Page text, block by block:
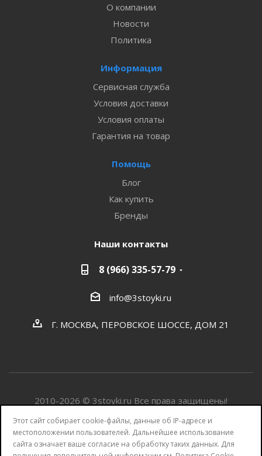
О компании
Новости
Политика
Информация
Сервисная служба
Условия доставки
Условия оплаты
Гарантия на товар
Помощь
Блог
Как купить
Бренды
Наши контакты
8 (966) 335-57-79
info@3stoyki.ru
Г. МОСКВА, ПЕРОВСКОЕ ШОССЕ, ДОМ 21
2010-2026 © 3stoyki.ru Все права защищены!
Разработка сайта от Агентства Андрея Полушина
Этот сайт собирает cookie-файлы, данные об IP-адресе и
местоположении пользователей. Дальнейшее использование
сайта означает ваше согласие на обработку таких данных. Для